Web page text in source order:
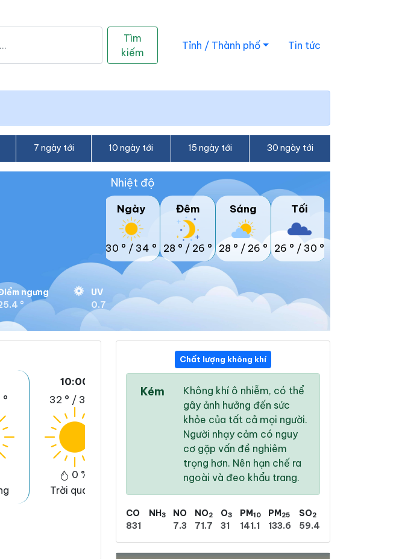
Tìm
kiếm
Tỉnh / Thành phố Tin tức
7 ngày tới 10 ngày tới 15 ngày tới 30 ngày tới
ngưng
°
UV
0.7
Nhiệt độ
Ngày
30 ° / 34 °
Đêm
28 ° / 26 °
Sáng
28 ° / 26 °
Tối
26 ° / 30 °
10:00
32 ° / 39 °
0 %
Trời quang
33 °/
34 °
/42 °
4 %
Chất lượng không khí
Kém
Không khí ô nhiễm, có thể
gây ảnh hưởng đến sức
khỏe của tất cả mọi người.
Người nhạy cảm có nguy
cơ gặp vấn đề nghiêm
trọng hơn. Nên hạn chế ra
ngoài và đeo khẩu trang.
CO
831
NH3
NO
7.3
NO2
71.7
O3
31
PM10
141.1
PM25
133.6
SO2
59.4